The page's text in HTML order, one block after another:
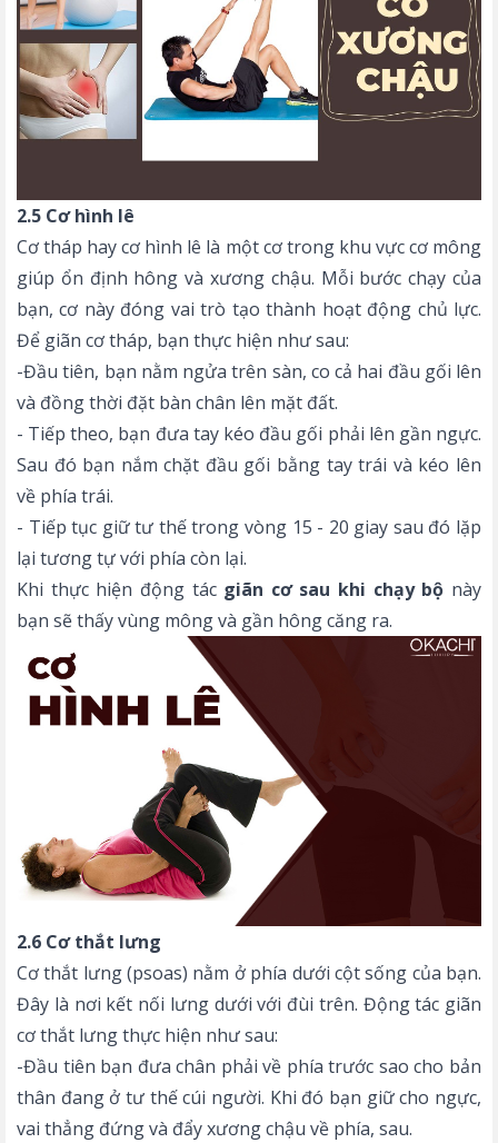
2.5 Cơ hình lê
Cơ tháp hay cơ hình lê là một cơ trong khu vực cơ mông
giúp ổn định hông và xương chậu. Mỗi bước chạy của
bạn, cơ này đóng vai trò tạo thành hoạt động chủ lực.
Để giãn cơ tháp, bạn thực hiện như sau:
-Đầu tiên, bạn nằm ngửa trên sàn, co cả hai đầu gối lên
và đồng thời đặt bàn chân lên mặt đất.
- Tiếp theo, bạn đưa tay kéo đầu gối phải lên gần ngực.
Sau đó bạn nắm chặt đầu gối bằng tay trái và kéo lên
về phía trái.
- Tiếp tục giữ tư thế trong vòng 15 - 20 giay sau đó lặp
lại tương tự với phía còn lại.
Khi thực hiện động tác giãn cơ sau khi chạy bộ này
bạn sẽ thấy vùng mông và gần hông căng ra.
2.6 Cơ thắt lưng
Cơ thắt lưng (psoas) nằm ở phía dưới cột sống của bạn.
Đây là nơi kết nối lưng dưới với đùi trên. Động tác giãn
cơ thắt lưng thực hiện như sau:
-Đầu tiên bạn đưa chân phải về phía trước sao cho bản
thân đang ở tư thế cúi người. Khi đó bạn giữ cho ngực,
vai thẳng đứng và đẩy xương chậu về phía, sau.